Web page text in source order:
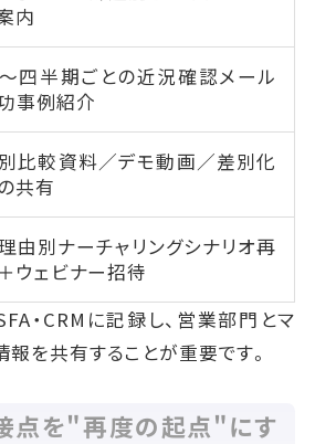
内
四半期ごとの近況確認メール
事例紹介
比較資料／デモ動画／差別化
共有
由別ナーチャリングシナリオ再
ウェビナー招待
・CRMに記録し、営業部門とマ
を共有することが重要です。
点を"再度の起点"にす